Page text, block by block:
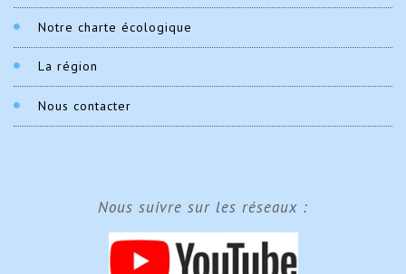
Notre charte écologique
La région
Nous contacter
Nous suivre sur les réseaux :